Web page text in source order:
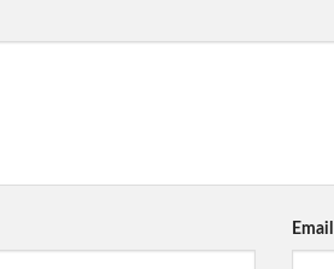
Email